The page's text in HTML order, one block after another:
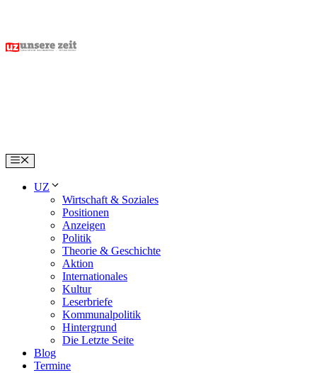
content
Menu
UZ
Wirtschaft & Soziales
Positionen
Anzeigen
Politik
Theorie & Geschichte
Aktion
Internationales
Kultur
Leserbriefe
Kommunalpolitik
Hintergrund
Die Letzte Seite
Blog
Termine